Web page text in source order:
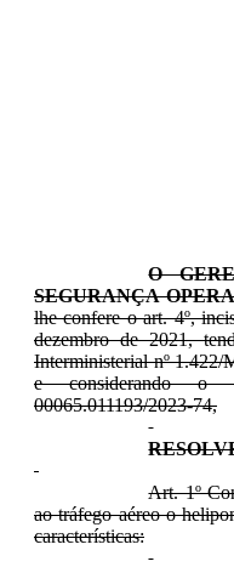
O
SEGURANÇA
lhe confere o art. 4º,
dezembro de 2021,
Interministerial nº
e considerando o
00065.011193/2023-74,
Art. 1º
ao tráfego aéreo o
características: